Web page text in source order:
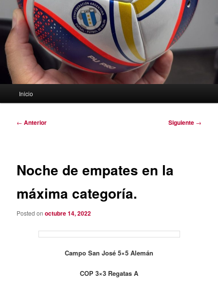
Inicio
Navegación
← Anterior Siguiente →
Noche de empates en la
máxima categoría.
Posted onoctubre 14, 2022
Campo San José 5×5 Alemán
COP 3×3 Regatas A